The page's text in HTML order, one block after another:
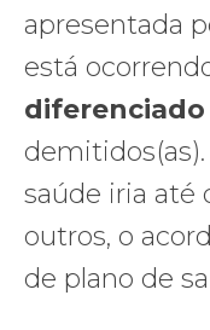
apresentada
está
diferenciado
saúde iria até
outros, o
de plano de